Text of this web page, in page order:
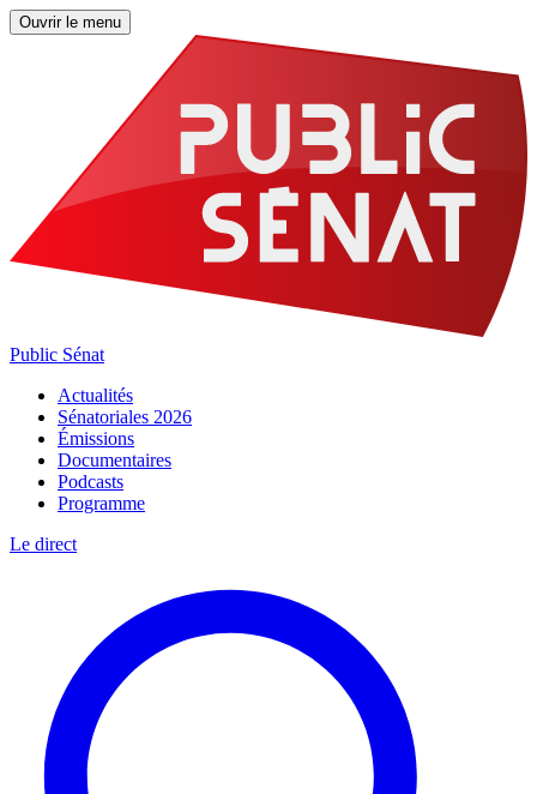
Ouvrir le menu
Public Sénat
Actualités
Sénatoriales 2026
Émissions
Documentaires
Podcasts
Programme
Le direct